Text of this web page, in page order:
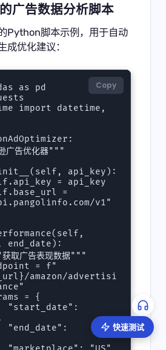
广告数据分析脚本
Python脚本示例，用于自动
成优化建议：
Copy
as pd
import datetime,
v1"
end_date):
amazon/advertisi
快速测试